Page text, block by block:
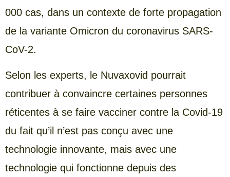
000 cas, dans un contexte de forte propagation
de la variante Omicron du coronavirus SARS-
CoV-2.
Selon les experts, le Nuvaxovid pourrait
contribuer à convaincre certaines personnes
réticentes à se faire vacciner contre la Covid-19
du fait qu’il n’est pas conçu avec une
technologie innovante, mais avec une
technologie qui fonctionne depuis des